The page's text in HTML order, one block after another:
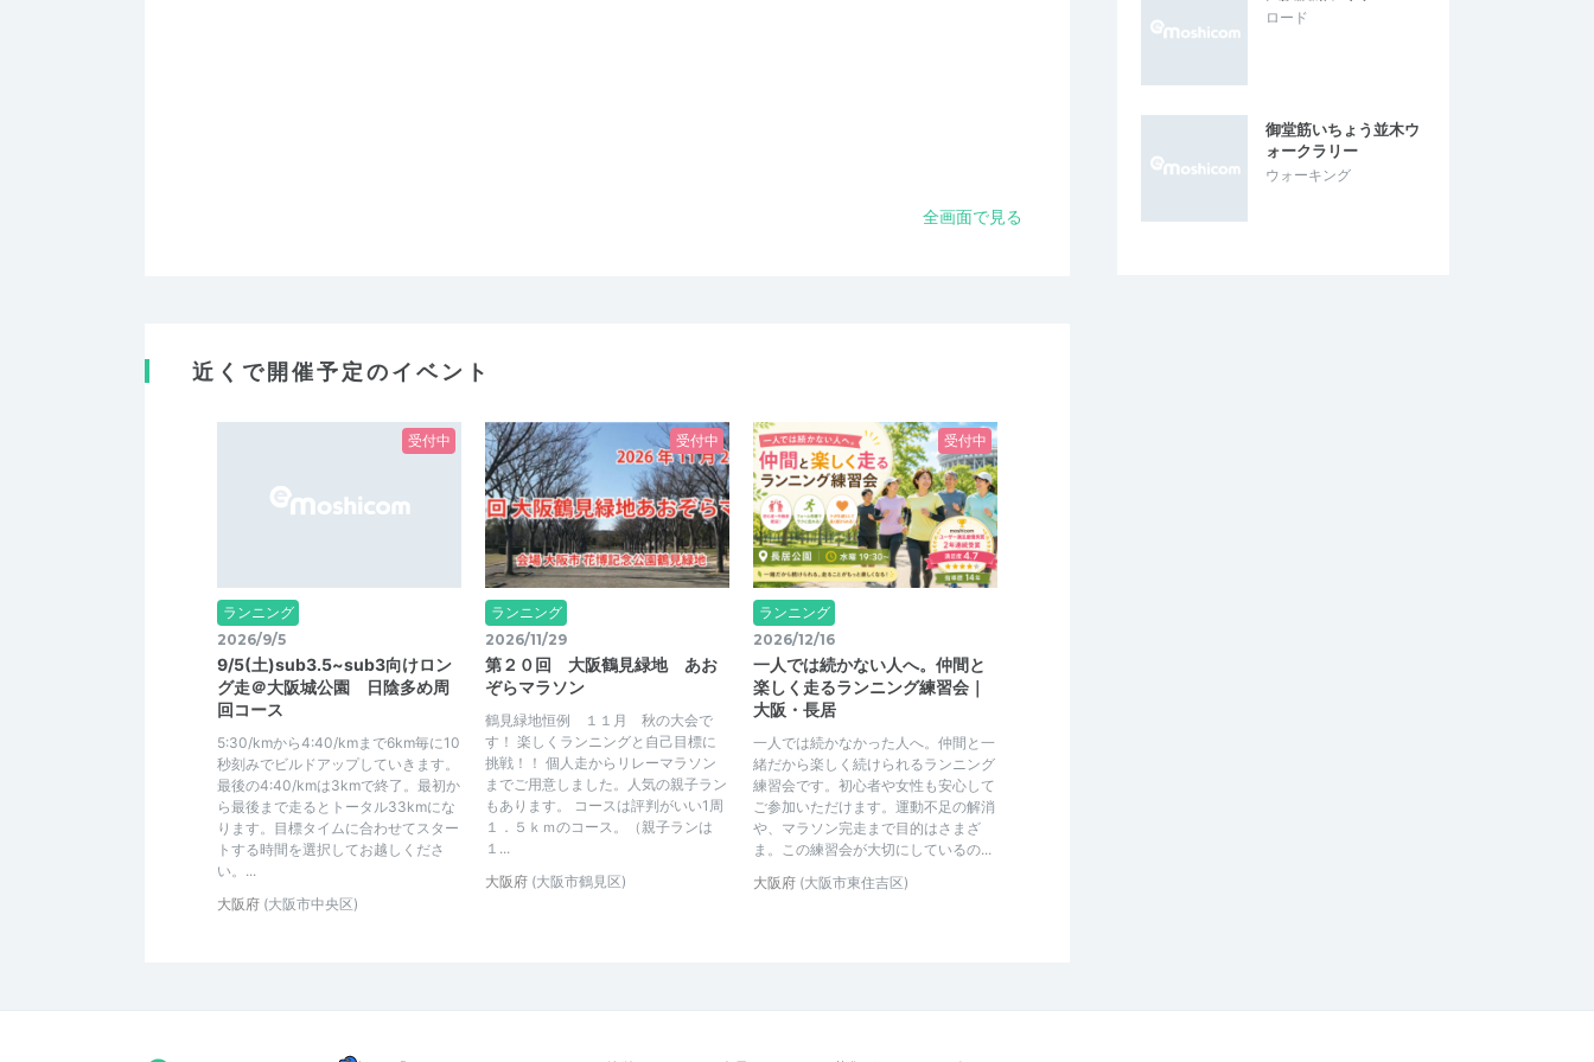
全画面で見る
近くで開催予定のイベント
受付中
ランニング
2026/9/5
9/5(土)sub3.5~sub3向けロン
グ走＠大阪城公園 日陰多め周
回コース
5:30/kmから4:40/kmまで6km毎に10
秒刻みでビルドアップしていきます。
最後の4:40/kmは3kmで終了。最初か
ら最後まで走るとトータル33kmにな
ります。目標タイムに合わせてスター
トする時間を選択してお越しくださ
い。...
大阪府 (大阪市中央区)
受付中
ランニング
2026/11/29
第２０回 大阪鶴見緑地 あお
ぞらマラソン
鶴見緑地恒例 １１月 秋の大会で
す！ 楽しくランニングと自己目標に
挑戦！！ 個人走からリレーマラソン
までご用意しました。人気の親子ラン
もあります。 コースは評判がいい1周
１．５ｋｍのコース。（親子ランは
１...
大阪府 (大阪市鶴見区)
受付中
ランニング
2026/12/16
一人では続かない人へ。仲間と
楽しく走るランニング練習会｜
大阪・長居
一人では続かなかった人へ。仲間と一
緒だから楽しく続けられるランニング
練習会です。初心者や女性も安心して
ご参加いただけます。運動不足の解消
や、マラソン完走まで目的はさまざ
ま。この練習会が大切にしているの...
大阪府 (大阪市東住吉区)
ロード
御堂筋いちょう並木ウ
ォークラリー
ウォーキング